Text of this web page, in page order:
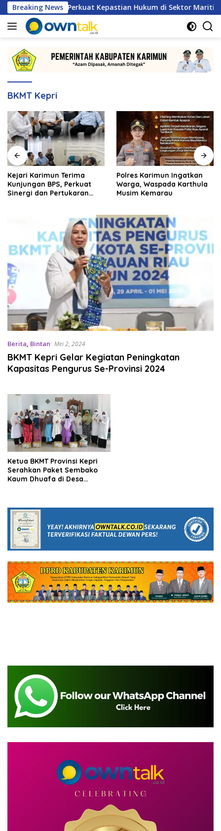
Langsung
ke
konten
Breaking News
Sama, Perkuat Kepastian Hukum di Sektor Maritim
BKMT Kepri
Kejari Karimun Terima
Kunjungan BPS, Perkuat
Sinergi dan Pertukaran
Polres Karimun Ingatkan
Warga, Waspada Karthula
Musim Kemarau
Berita, Bintan Mei 2, 2024
BKMT Kepri Gelar Kegiatan Peningkatan
Kapasitas Pengurus Se-Provinsi 2024
Ketua BKMT Provinsi Kepri
Serahkan Paket Sembako
Kaum Dhuafa di Desa